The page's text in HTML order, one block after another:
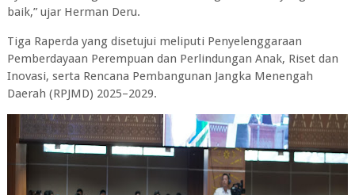
baik,” ujar Herman Deru.
Tiga Raperda yang disetujui meliputi Penyelenggaraan
Pemberdayaan Perempuan dan Perlindungan Anak, Riset dan
Inovasi, serta Rencana Pembangunan Jangka Menengah
Daerah (RPJMD) 2025–2029.